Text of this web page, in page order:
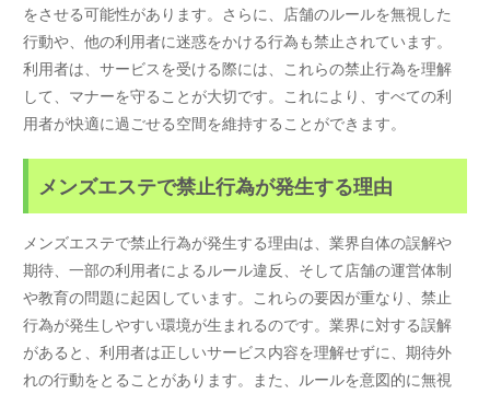
をさせる可能性があります。さらに、店舗のルールを無視した
行動や、他の利用者に迷惑をかける行為も禁止されています。
利用者は、サービスを受ける際には、これらの禁止行為を理解
して、マナーを守ることが大切です。これにより、すべての利
用者が快適に過ごせる空間を維持することができます。
メンズエステで禁止行為が発生する理由
メンズエステで禁止行為が発生する理由は、業界自体の誤解や
期待、一部の利用者によるルール違反、そして店舗の運営体制
や教育の問題に起因しています。これらの要因が重なり、禁止
行為が発生しやすい環境が生まれるのです。業界に対する誤解
があると、利用者は正しいサービス内容を理解せずに、期待外
れの行動をとることがあります。また、ルールを意図的に無視